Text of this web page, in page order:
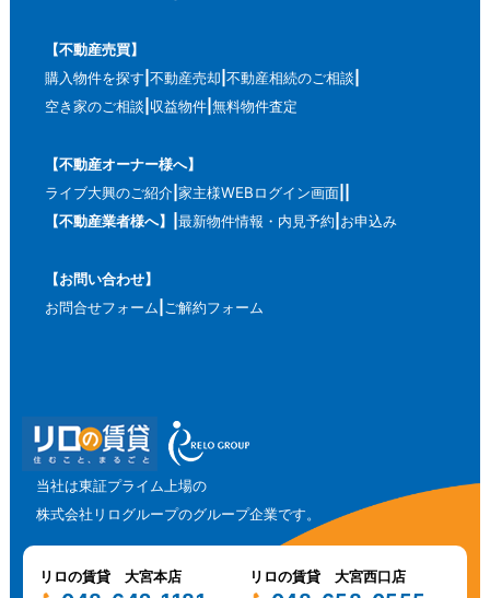
【不動産売買】
購入物件を探す 不動産売却 不動産相続のご相談
空き家のご相談 収益物件 無料物件査定
【不動産オーナー様へ】
ライブ大興のご紹介 家主様WEBログイン画面
【不動産業者様へ】
最新物件情報・内見予約 お申込み
【お問い合わせ】
お問合せフォーム ご解約フォーム
当社は東証プライム上場の
株式会社リログループのグループ企業です。
リロの賃貸 大宮本店 リロの賃貸 大宮西口店